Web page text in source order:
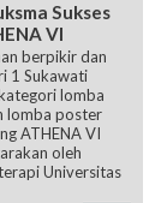
Sukses
VI
berpikir dan
1 Sukawati
lomba
lomba poster
ATHENA VI
oleh
Universitas